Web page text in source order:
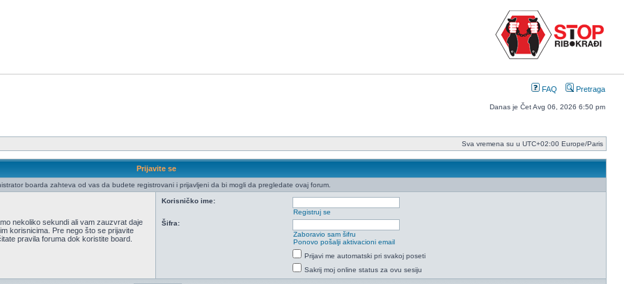
FAQ Pretraga
Danas je Čet Avg 06, 2026 6:50 pm
Sva vremena su u UTC+02:00 Europe/Paris
Prijavite se
boarda zahteva od vas da budete registrovani i prijavljeni da bi mogli da pregledate ovaj forum.
nekoliko sekundi ali vam zauzvrat daje
korisnicima. Pre nego što se prijavite
pravila foruma dok koristite board.
Korisničko ime:
Registruj se
Šifra:
Zaboravio sam šifru
Ponovo pošalji aktivacioni email
Prijavi me automatski pri svakoj poseti
Sakrij moj online status za ovu sesiju